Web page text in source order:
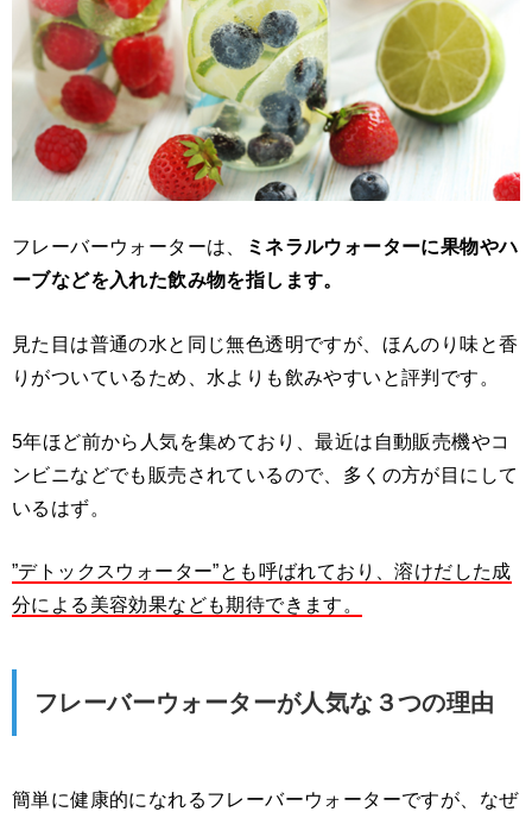
フレーバーウォーターは、
ミネラルウォーターに果物やハ
ーブなどを入れた飲み物を指します。
見た目は普通の水と同じ無色透明ですが、ほんのり味と香
りがついているため、水よりも飲みやすいと評判です。
5年ほど前から人気を集めており、最近は自動販売機やコ
ンビニなどでも販売されているので、多くの方が目にして
いるはず。
”デトックスウォーター”とも呼ばれており、溶けだした成
分による美容効果なども期待できます。
フレーバーウォーターが人気な３つの理由
簡単に健康的になれるフレーバーウォーターですが、なぜ